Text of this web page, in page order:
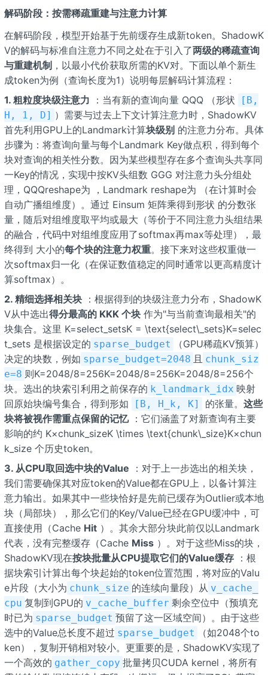
解码阶段：按需稀疏重建与注意力计算
在解码阶段，模型开始基于先前缓存生成新token。ShadowK
V的解码与标准自注意力不同之处在于引入了两级的稀疏查询
与重建机制，以最小代价获取所需的KV对。下面以单个新生
成token为例（查询长度为1）说明每层解码计算流程：
1. 粗粒度块级注意力 ：当有新的查询向量 QQQ （形状
[B,
H, 1, D] ）需要与过去上下文计算注意力时，ShadowKV
首先利用GPU上的Landmark计算块级别的注意力分布。具体
步骤为：将查询向量与每个Landmark Key做点积，得到每个
块对查询的相关性分数。因为某些模型存在多个查询头共享同
一Key的情况，实现中按KV头组数 GGG 对注意力头分组处
理，QQQreshape为
，Landmark reshape为
（在计算时会
自动广播组维度）。通过 Einsum 矩阵乘得到形状 的分数张
量，随后对组维度取平均或最大（等价于不同注意力头组结果
的融合，代码中对组维度应用了softmax再max等处理），最
终得到 大小的每个块的注意力权重。接下来对这些权重做一
次softmax归一化（在保证数值稳定的同时通常以更高精度计
算softmax）。
2. 精细选择相关块：根据得到的块级注意力分布，ShadowK
V从中选出得分最高的 KKK 个块作为"与当前查询最相关"的
块集合。这里 K=select_setsK = \text{select\_sets}K=selec
t_sets 是根据设定的 sparse_budget
（GPU稀疏KV预算）
决定的块数，例如 sparse_budget=2048 且 chunk_siz
e=8 则K=2048/8=256K=2048/8=256K=2048/8=256个
块。选出的块索引利用之前保存的 k_landmark_idx 映射
回原始块编号集合，得到形如
[B, H_k, K] 的张量。 这些
块将被视作需重点保留的记忆：它们涵盖了对新查询有主要
影响的约 K×chunk_sizeK \times \text{chunk\_size}K×chun
k_size 个历史token。
3. 从CPU取回选中块的Value ：对于上一步选出的相关块，
我们需要确保其对应token的Value都在GPU上，以备计算注
意力输出。如果其中一些块恰好是先前已缓存为Outlier或本地
块（局部块），那么它们的Key/Value已经在GPU缓冲中，可
直接使用（Cache Hit）。其余大部分块此前仅以Landmark
代表，没有完整缓存（Cache Miss）。对于这些Miss的块，
ShadowKV现在按块批量从CPU提取它们的Value缓存：根
据块索引计算出每个块起始的token位置范围，将对应的Valu
e片段（大小为 chunk_size 的连续向量段）从 v_cache_
cpu 复制到GPU的 v_cache_buffer 剩余空位中（预填充
时已为 sparse_budget 预留了这一区域空间）。由于这些
选中的Value总长度不超过 sparse_budget
（如2048个to
ken），复制开销相对较小。更重要的是，ShadowKV实现了
一个高效的 gather_copy 批量拷贝CUDA kernel，将所有